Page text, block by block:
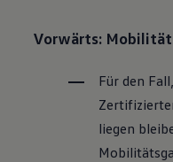
Vorwärts:
Für den
liegen